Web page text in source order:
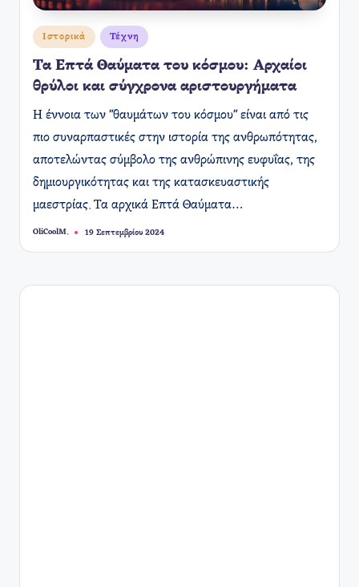
Αναρτήθηκε
σε
Ιστορικά Τέχνη
Τα Eπτά Θαύματα του κόσμου: Αρχαίοι
θρύλοι και σύγχρονα αριστουργήματα
Η έννοια των "θαυμάτων του κόσμου" είναι από τις
πιο συναρπαστικές στην ιστορία της ανθρωπότητας,
αποτελώντας σύμβολο της ανθρώπινης ευφυΐας, της
δημιουργικότητας και της κατασκευαστικής
μαεστρίας. Τα αρχικά Επτά Θαύματα…
Συγγραφέας:
OliCoolM. 19 Σεπτεμβρίου 2024